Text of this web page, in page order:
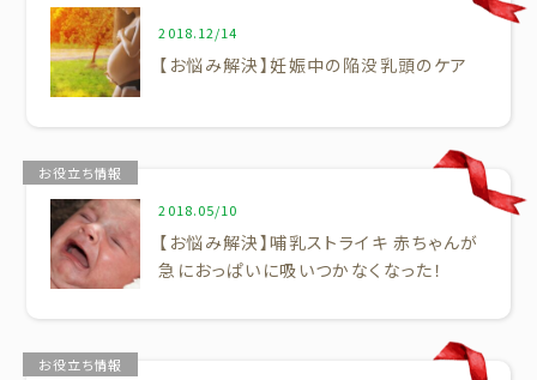
2018.12/14
【お悩み解決】妊娠中の陥没乳頭のケア
2018.05/10
【お悩み解決】哺乳ストライキ 赤ちゃんが
急におっぱいに吸いつかなくなった！
お役立ち情報
お役立ち情報